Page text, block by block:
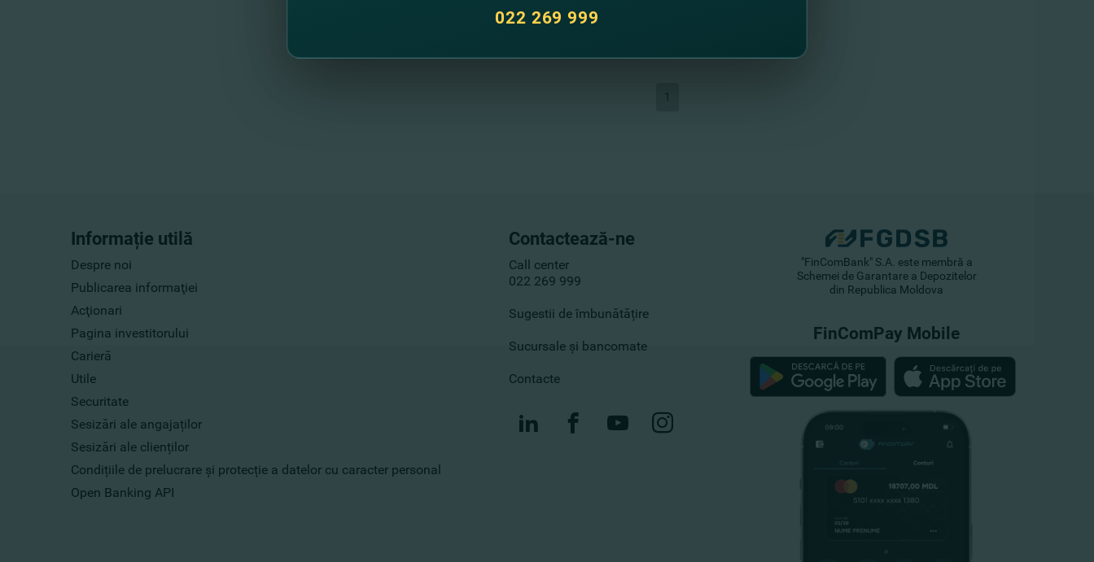
1
Informație utilă
Despre noi
Publicarea informaţiei
Acţionari
Pagina investitorului
Carieră
Utile
Securitate
Sesizări ale angajaților
Sesizări ale clienților
Condițiile de prelucrare și protecție a datelor cu caracter personal
Open Banking API
Contactează-ne
Call center
022 269 999
Sugestii de îmbunătățire
Sucursale și bancomate
Contacte
"FinComBank" S.A. este membră a
Schemei de Garantare a Depozitelor
din Republica Moldova
FinComPay Mobile
022 269 999